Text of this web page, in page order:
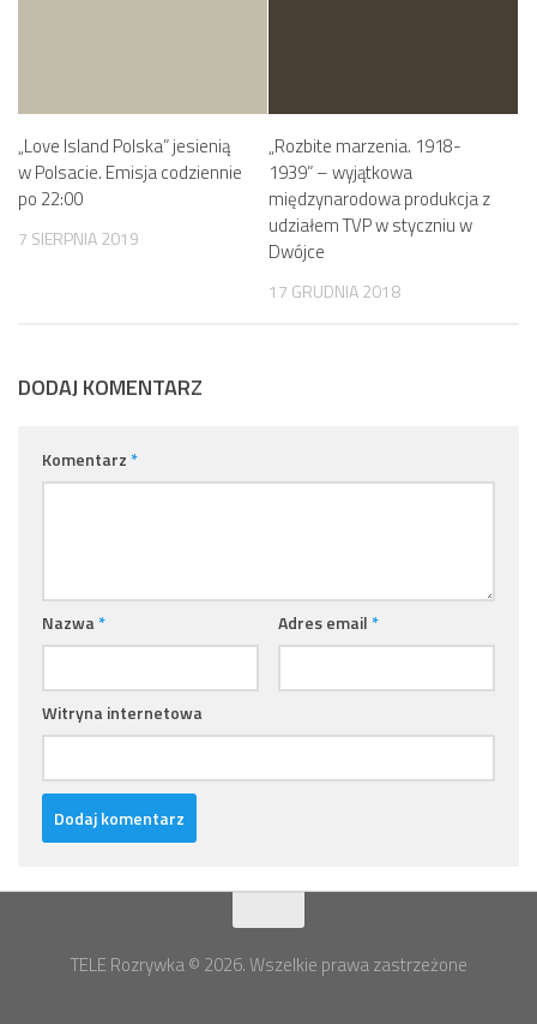
„Love Island Polska” jesienią
w Polsacie. Emisja codziennie
po 22:00
7 SIERPNIA 2019
„Rozbite marzenia. 1918-
1939” – wyjątkowa
międzynarodowa produkcja z
udziałem TVP w styczniu w
Dwójce
17 GRUDNIA 2018
DODAJ KOMENTARZ
Komentarz*
Nazwa* Adres email*
Witryna internetowa
TELE Rozrywka © 2026. Wszelkie prawa zastrzeżone